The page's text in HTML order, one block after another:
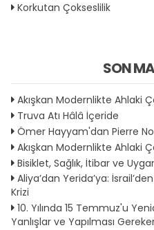
Korkutan Çokseslilik
SON
Akışkan Modernlikte Ahlaki
Truva Atı Hâlâ İçeride
Ömer Hayyam'dan Pierre
Akışkan Modernlikte Ahlaki
Bisiklet, Sağlık, İtibar ve
Aliya’dan Yerida’ya:
Krizi
10. Yılında 15 Temmuz'u
Yanlışlar ve Yapılması